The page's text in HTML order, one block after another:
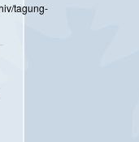
tagung-